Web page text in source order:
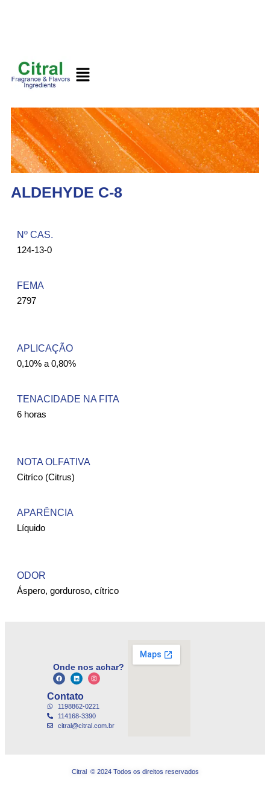
ALDEHYDE C-8
Nº CAS.​
124-13-0
FEMA ​
2797
APLICAÇÃO
0,10% a 0,80%
TENACIDADE NA FITA
6 horas
NOTA OLFATIVA
Citríco (Citrus)
APARÊNCIA
Líquido
ODOR
Áspero, gorduroso, cítrico
Onde nos achar?
Contato
1198862-0221
114168-3390
citral@citral.com.br
Citral © 2024 Todos os direitos reservados